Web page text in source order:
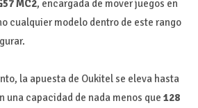
MC2, encargada de mover juegos en
cualquier modelo dentro de este rango
la apuesta de Oukitel se eleva hasta
una capacidad de nada menos que 128